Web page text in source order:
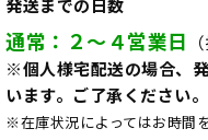
発送までの日数
通常：２～４営業日
※個人様宅配送の場合、
います。ご了承ください。
※在庫状況によってはお時間